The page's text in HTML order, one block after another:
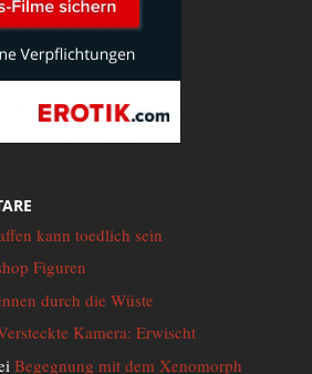
kann toedlich sein
Figuren
durch die Wüste
Kamera: Erwischt
Begegnung mit dem Xenomorph